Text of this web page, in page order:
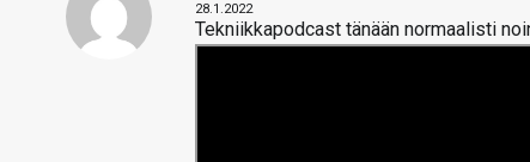
28.1.2022
Tekniikkapodcast tänään normaalisti